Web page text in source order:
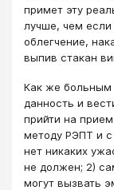
примет эту
лучше, чем
облегчение,
выпив стакан
Как же больным
данность и
прийти на
методу РЭПТ и
нет никаких
не должен; 2)
могут вызвать